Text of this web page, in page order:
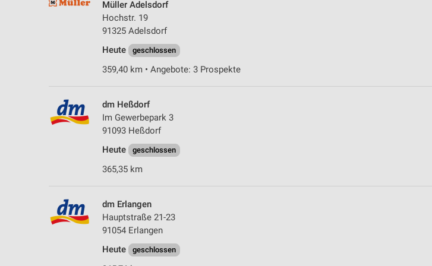
Müller Adelsdorf
Hochstr. 19
91325 Adelsdorf
Heute
geschlossen
359,40 km • Angebote: 3 Prospekte
dm Heßdorf
Im Gewerbepark 3
91093 Heßdorf
Heute
geschlossen
365,35 km
dm Erlangen
Hauptstraße 21-23
91054 Erlangen
Heute
geschlossen